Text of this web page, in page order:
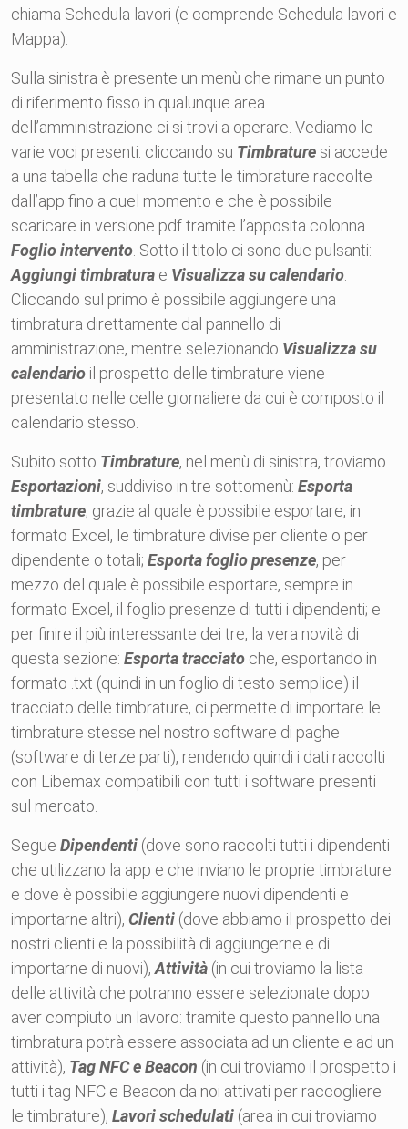
chiama Schedula lavori (e comprende Schedula lavori e
Mappa).
Sulla sinistra è presente un menù che rimane un punto
di riferimento fisso in qualunque area
dell’amministrazione ci si trovi a operare. Vediamo le
varie voci presenti: cliccando su Timbrature si accede
a una tabella che raduna tutte le timbrature raccolte
dall’app fino a quel momento e che è possibile
scaricare in versione pdf tramite l’apposita colonna
Foglio intervento . Sotto il titolo ci sono due pulsanti:
Aggiungi timbratura e Visualizza su calendario
Cliccando sul primo è possibile aggiungere una
timbratura direttamente dal pannello di
amministrazione, mentre selezionando Visualizza su
calendario il prospetto delle timbrature viene
presentato nelle celle giornaliere da cui è composto il
calendario stesso.
Subito sotto Timbrature, nel menù di sinistra, troviamo
Esportazioni, suddiviso in tre sottomenù: Esporta
timbrature, grazie al quale è possibile esportare, in
formato Excel, le timbrature divise per cliente o per
dipendente o totali; Esporta foglio presenze, per
mezzo del quale è possibile esportare, sempre in
formato Excel, il foglio presenze di tutti i dipendenti; e
per finire il più interessante dei tre, la vera novità di
questa sezione: Esporta tracciato che, esportando in
formato .txt (quindi in un foglio di testo semplice) il
tracciato delle timbrature, ci permette di importare le
timbrature stesse nel nostro software di paghe
(software di terze parti), rendendo quindi i dati raccolti
con Libemax compatibili con tutti i software presenti
sul mercato.
Segue Dipendenti (dove sono raccolti tutti i dipendenti
che utilizzano la app e che inviano le proprie timbrature
e dove è possibile aggiungere nuovi dipendenti e
importarne altri), Clienti (dove abbiamo il prospetto dei
nostri clienti e la possibilità di aggiungerne e di
importarne di nuovi), Attività (in cui troviamo la lista
delle attività che potranno essere selezionate dopo
aver compiuto un lavoro: tramite questo pannello una
timbratura potrà essere associata ad un cliente e ad un
attività), Tag NFC e Beacon (in cui troviamo il prospetto i
tutti i tag NFC e Beacon da noi attivati per raccogliere
le timbrature), Lavori schedulati (area in cui troviamo